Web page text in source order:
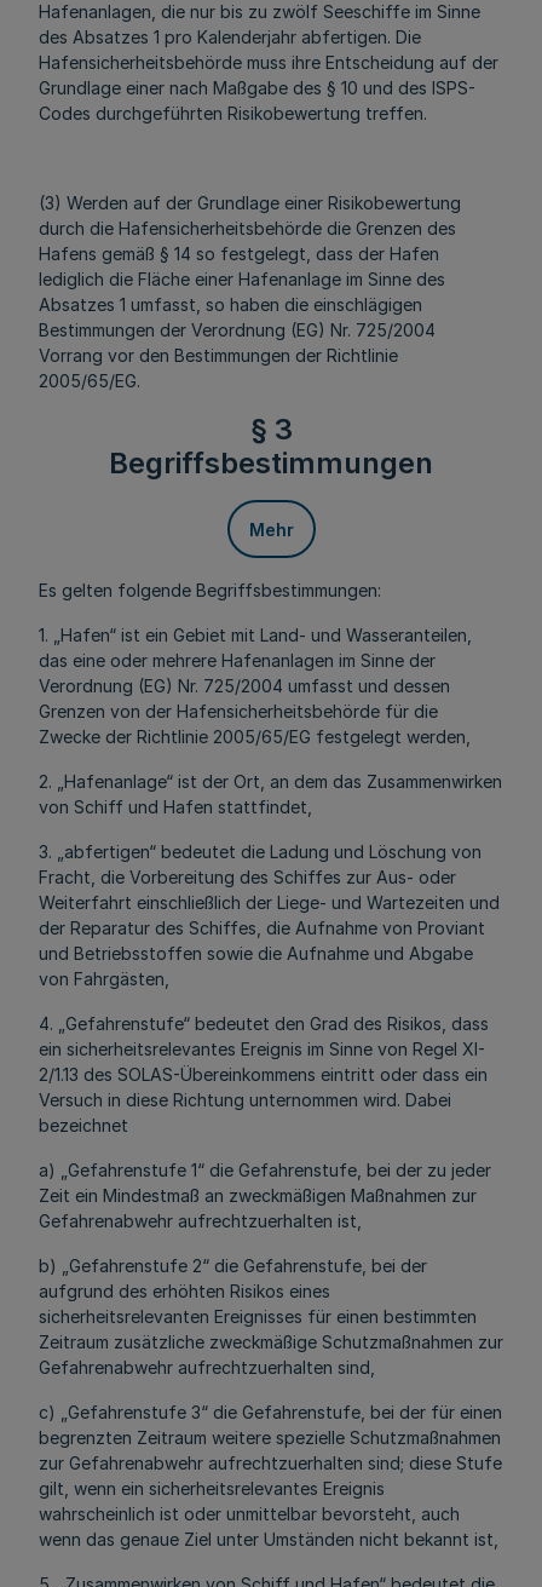
Hafenanlagen, die nur bis zu zwölf Seeschiffe im Sinne
des Absatzes 1 pro Kalenderjahr abfertigen. Die
Hafensicherheitsbehörde muss ihre Entscheidung auf der
Grundlage einer nach Maßgabe des § 10 und des ISPS-
Codes durchgeführten Risikobewertung treffen.
(3) Werden auf der Grundlage einer Risikobewertung
durch die Hafensicherheitsbehörde die Grenzen des
Hafens gemäß § 14 so festgelegt, dass der Hafen
lediglich die Fläche einer Hafenanlage im Sinne des
Absatzes 1 umfasst, so haben die einschlägigen
Bestimmungen der Verordnung (EG) Nr. 725/2004
Vorrang vor den Bestimmungen der Richtlinie
2005/65/EG.
§ 3
Begriffsbestimmungen
Mehr
Es gelten folgende Begriffsbestimmungen:
1. „Hafen“ ist ein Gebiet mit Land- und Wasseranteilen,
das eine oder mehrere Hafenanlagen im Sinne der
Verordnung (EG) Nr. 725/2004 umfasst und dessen
Grenzen von der Hafensicherheitsbehörde für die
Zwecke der Richtlinie 2005/65/EG festgelegt werden,
2. „Hafenanlage“ ist der Ort, an dem das Zusammenwirken
von Schiff und Hafen stattfindet,
3. „abfertigen“ bedeutet die Ladung und Löschung von
Fracht, die Vorbereitung des Schiffes zur Aus- oder
Weiterfahrt einschließlich der Liege- und Wartezeiten und
der Reparatur des Schiffes, die Aufnahme von Proviant
und Betriebsstoffen sowie die Aufnahme und Abgabe
von Fahrgästen,
4. „Gefahrenstufe“ bedeutet den Grad des Risikos, dass
ein sicherheitsrelevantes Ereignis im Sinne von Regel XI-
2/1.13 des SOLAS-Übereinkommens eintritt oder dass ein
Versuch in diese Richtung unternommen wird. Dabei
bezeichnet
a) „Gefahrenstufe 1“ die Gefahrenstufe, bei der zu jeder
Zeit ein Mindestmaß an zweckmäßigen Maßnahmen zur
Gefahrenabwehr aufrechtzuerhalten ist,
b) „Gefahrenstufe 2“ die Gefahrenstufe, bei der
aufgrund des erhöhten Risikos eines
sicherheitsrelevanten Ereignisses für einen bestimmten
Zeitraum zusätzliche zweckmäßige Schutzmaßnahmen zur
Gefahrenabwehr aufrechtzuerhalten sind,
c) „Gefahrenstufe 3“ die Gefahrenstufe, bei der für einen
begrenzten Zeitraum weitere spezielle Schutzmaßnahmen
zur Gefahrenabwehr aufrechtzuerhalten sind; diese Stufe
gilt, wenn ein sicherheitsrelevantes Ereignis
wahrscheinlich ist oder unmittelbar bevorsteht, auch
wenn das genaue Ziel unter Umständen nicht bekannt ist,